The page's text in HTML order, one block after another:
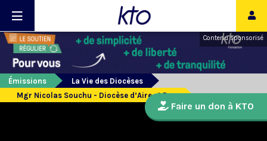
Contenu sponsorisé
Émissions
La Vie des Diocèses
Mgr Nicolas Souchu - Diocèse d’Aire et Dax
Faire un don à KTO